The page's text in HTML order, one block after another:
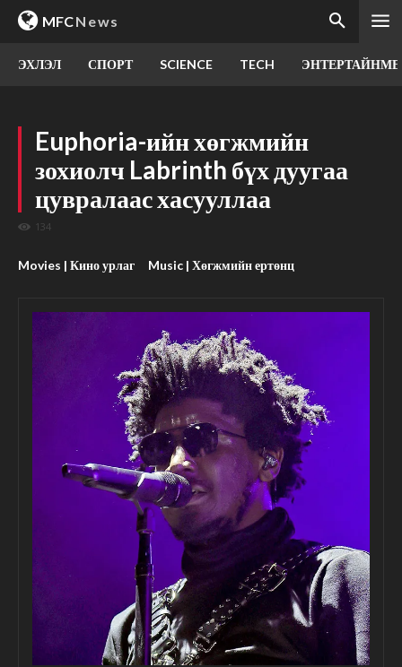
MFCNews
ЭХЛЭЛ СПОРТ SCIENCE TECH
Euphoria-ийн хөгжмийн
зохиолч Labrinth бүх дуугаа
цувралаас хасууллаа
134
Movies | Кино урлаг Music | Хөгжмийн ертөнц